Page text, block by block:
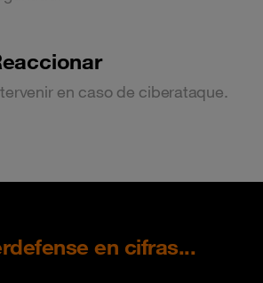
en caso de ciberataque.
en cifras...